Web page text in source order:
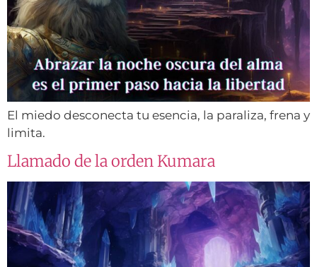
El miedo desconecta tu esencia, la paraliza, frena y
limita.
Llamado de la orden Kumara